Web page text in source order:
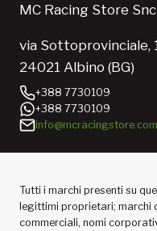
MC Racing Store Snc
via Sottoprovinciale,
24021 Albino (BG)
+388 7730109
+388 7730109
info@mcracingstore.com
Tutti i marchi presenti su
legittimi proprietari; marchi
commerciali, nomi